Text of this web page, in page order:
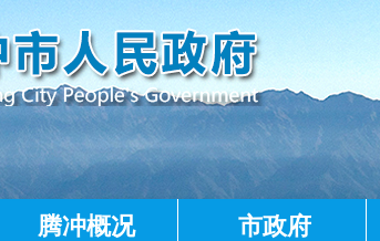
腾冲概况 市政府